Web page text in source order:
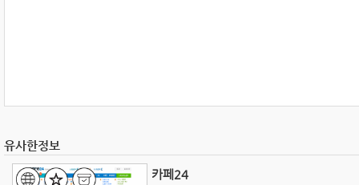
유사한정보
카페24